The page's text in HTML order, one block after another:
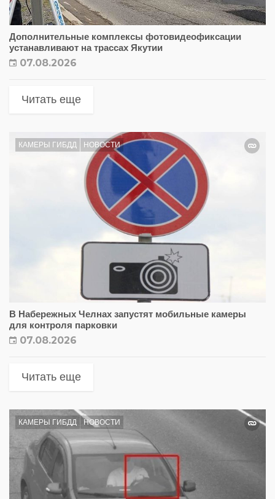
Дополнительные комплексы фотовидеофиксации
устанавливают на трассах Якутии
07.08.2026
Читать еще
КАМЕРЫ ГИБДД НОВОСТИ
В Набережных Челнах запустят мобильные камеры
для контроля парковки
07.08.2026
Читать еще
КАМЕРЫ ГИБДД НОВОСТИ